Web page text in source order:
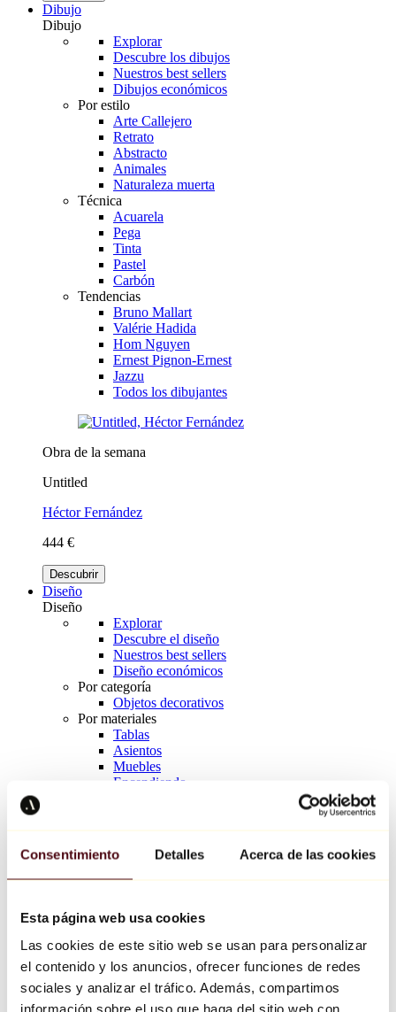
Consentimiento Detalles Acerca de las cookies
Esta página web usa cookies
Las cookies de este sitio web se usan para personalizar
el contenido y los anuncios, ofrecer funciones de redes
sociales y analizar el tráfico. Además, compartimos
información sobre el uso que haga del sitio web con
Dibujo
Dibujo
Explorar
Descubre los dibujos
Nuestros best sellers
Dibujos económicos
Por estilo
Arte Callejero
Retrato
Abstracto
Animales
Naturaleza muerta
Técnica
Acuarela
Pega
Tinta
Pastel
Carbón
Tendencias
Bruno Mallart
Valérie Hadida
Hom Nguyen
Ernest Pignon-Ernest
Jazzu
Todos los dibujantes
Obra de la semana
Untitled
Héctor Fernández
444 €
Descubrir
Diseño
Diseño
Explorar
Descubre el diseño
Nuestros best sellers
Diseño económicos
Por categoría
Objetos decorativos
Por materiales
Tablas
Asientos
Muebles
Encendiendo
Richard Orlinski
Keith Haring
Jeff Koons
Jean-Michel Basquiat
Todos los diseñadores
Obra de la semana